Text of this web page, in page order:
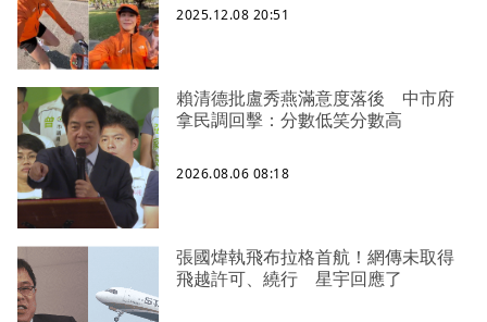
2025.12.08 20:51
賴清德批盧秀燕滿意度落後 中市府
拿民調回擊：分數低笑分數高
2026.08.06 08:18
張國煒執飛布拉格首航！網傳未取得
飛越許可、繞行 星宇回應了